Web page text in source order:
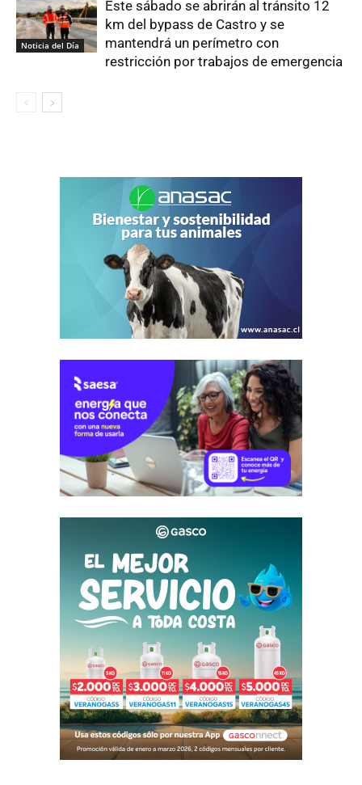
Noticia del Día
Este sábado se abrirán al tránsito 12
km del bypass de Castro y se
mantendrá un perímetro con
restricción por trabajos de emergencia